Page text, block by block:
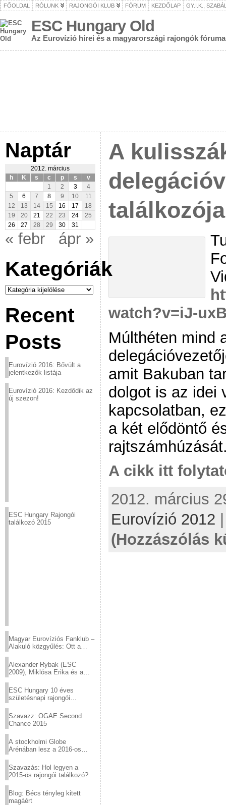
FŐOLDAL RÓLUNK RAJONGÓI KLUB FÓRUM KEZDŐLAP GY.I.K.,
ESC Hungary Old
Az Eurovízió hírei és a magyarországi rajongók fóruma
Naptár
2012. március
h
K s c p s
v
1
2 3
4
5
6 7 8 9 10
11
12
13 14 15 16 17
18
19
20 21 22 23 24
25
26
27 28 29 30 31
« febr ápr »
Kategóriák
Kategóriák
Recent
Posts
Eurovízió 2016: Bővült a
jelentkezők listája
Eurovízió 2016: Kezdődik az
új szezon!
ESC Hungary Rajongói
találkozó 2015
Magyar Eurovíziós Fanklub –
Alakuló közgyűlés: Ott a
Alexander Rybak (ESC
2009), Miklósa Erika és a
sztárjai a Margitszigeten
ESC Hungary 10 éves
születésnapi rajongói
Szavazz: OGAE Second
Chance 2015
A stockholmi Globe
Arénában lesz a 2016-os
Szavazás: Hol legyen a
2015-ös rajongói találkozó?
Blog: Bécs tényleg kitett
magáért
A
találkozója
watch?v=iJ-
Múlthéten mind
amit Bakuban
dolgot is az idei
kapcsolatban,
a két elődöntő
A cikk itt
2012. március
Eurovízió 2012
(Hozzászólás